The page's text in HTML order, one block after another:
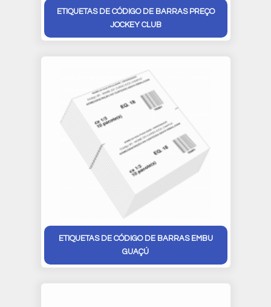
ETIQUETAS DE CÓDIGO DE BARRAS PREÇO
JOCKEY CLUB
ETIQUETAS DE CÓDIGO DE BARRAS EMBU
GUAÇÚ